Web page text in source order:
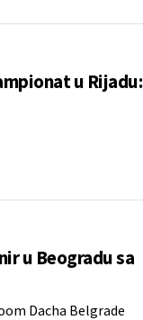
u Rijadu:
u Beogradu sa
Dacha Belgrade